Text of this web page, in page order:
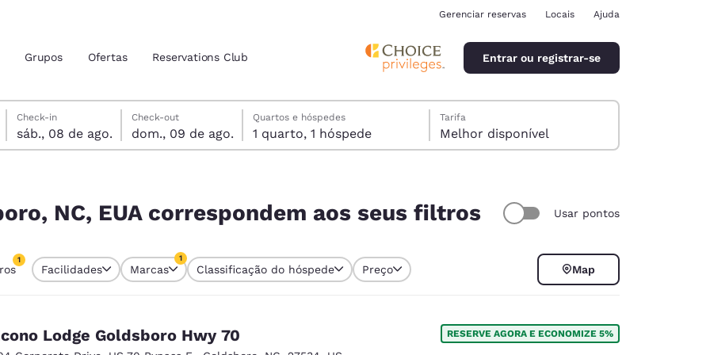
atuais
Estados Unidos
Español Español
Gerenciar reservas Locais Ajuda
Grupos Ofertas Reservations Club Entrar ou registrar-se
sábado, 8 de agosto
Check-in
sáb., 08 de ago.
domingo, 9 de agosto
Check-out
dom., 09 de ago.
domingo, 9 de agosto data de check-out selecionada
sábado, 8 de agosto data do check-in selecionada
Quartos e hóspedes
1 quarto, 1 hóspede
Tarifa
Melhor disponível
NC, EUA correspondem aos seus filtros Usar pontos
1
atualmente selecionado
Facilidades Marcas
1
Classificação do hóspede Preço Map
Lodge Goldsboro Hwy 70 RESERVE AGORA E ECONOMIZE 5%